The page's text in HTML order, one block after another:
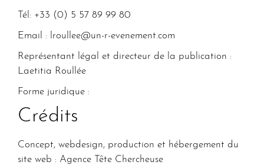
Tél: +33 (0) 5 57 89 99 80
Email : lroullee@un-r-evenement.com
Représentant légal et directeur de la publication :
Laetitia Roullée
Forme juridique :
Crédits
Concept, webdesign, production et hébergement du
site web : Agence Tête Chercheuse